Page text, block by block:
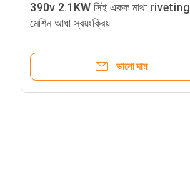
390v 2.1KW সিই একক মাথা riveting
মেশিন আধা স্বয়ংক্রিয়
ভালো দাম